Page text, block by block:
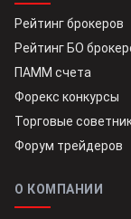
Рейтинг брокеров
Рейтинг БО
ПАММ счета
Форекс конкурсы
Торговые
Форум трейдеров
О КОМПАНИИ